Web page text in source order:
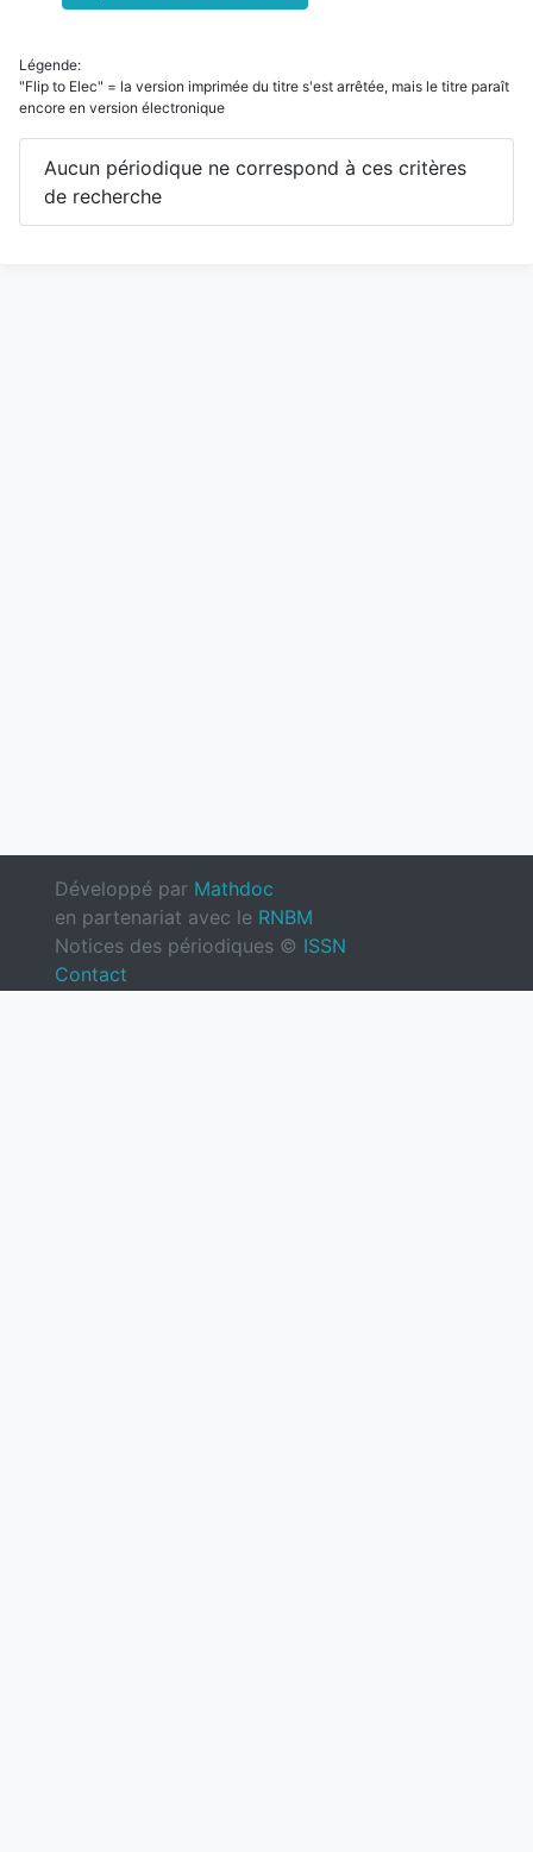
Légende:
"Flip to Elec" = la version imprimée du titre s'est arrêtée, mais le titre paraît
encore en version électronique
Aucun périodique ne correspond à ces critères
de recherche
Développé par Mathdoc
en partenariat avec le RNBM
Notices des périodiques © ISSN
Contact